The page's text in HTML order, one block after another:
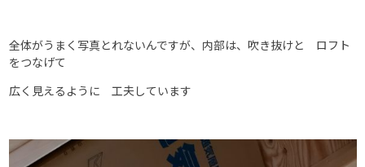
全体がうまく写真とれないんですが、内部は、吹き抜けと ロフト
をつなげて
広く見えるように 工夫しています